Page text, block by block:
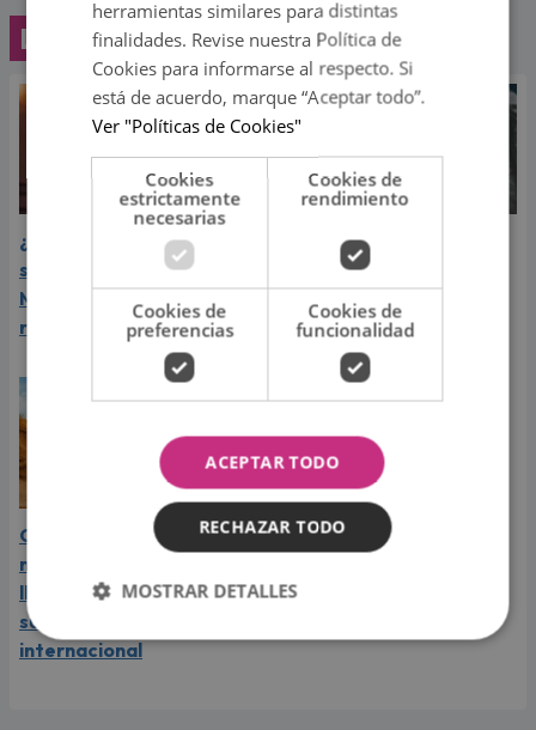
Lo último
¿Greeicy espera a su
segundo hijo? Video de
Mike Bahía desata
rumores
Laura Pausini reveló cuál
de sus éxitos es su
favorito y sorprendió a
sus seguidores
Carín León vive el mejor
momento de su carrera y
llega a Lima en el año de
su consagración
internacional
herramientas similares para distintas
finalidades. Revise nuestra Política de
Cookies para informarse al respecto. Si
está de acuerdo, marque “Aceptar todo”.
Ver "Políticas de Cookies"
Cookies
estrictamente
necesarias
Cookies de
rendimiento
Cookies de
preferencias
Cookies de
funcionalidad
ACEPTAR TODO
RECHAZAR TODO
MOSTRAR DETALLES